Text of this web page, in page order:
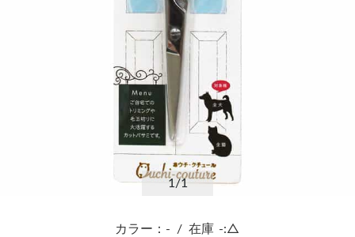
1/1
カラー：- / 在庫 -:△